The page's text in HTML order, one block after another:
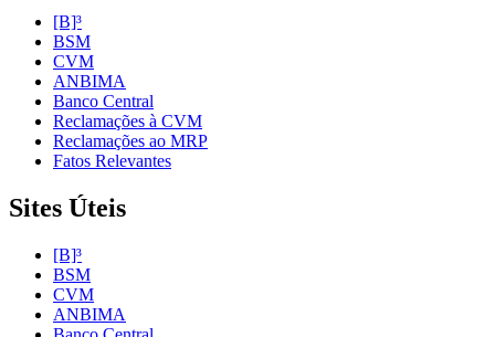
[B]³
BSM
CVM
ANBIMA
Banco Central
Reclamações à CVM
Reclamações ao MRP
Fatos Relevantes
Sites Úteis
[B]³
BSM
CVM
ANBIMA